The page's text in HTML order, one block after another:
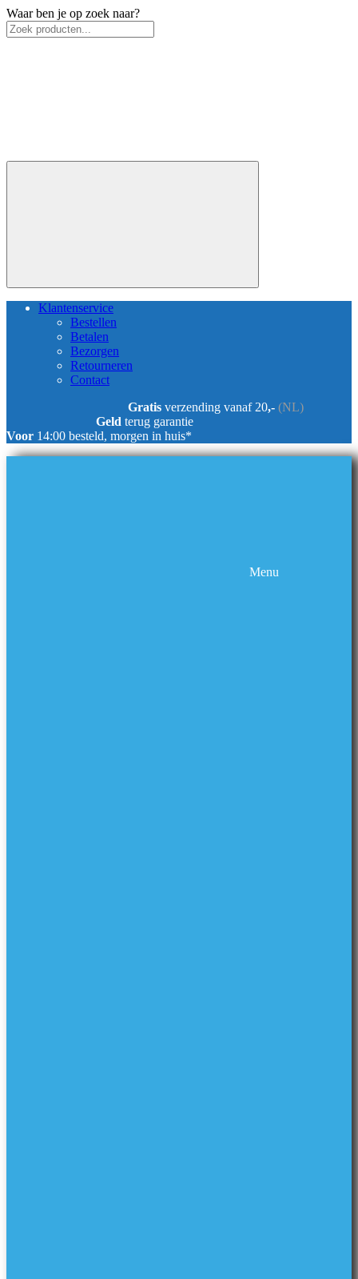
Waar ben je op zoek naar?
Klantenservice
Bestellen
Betalen
Bezorgen
Retourneren
Contact
Gratis verzending vanaf 20,- (NL)
Geld terug garantie
Voor 14:00 besteld, morgen in huis*
Menu